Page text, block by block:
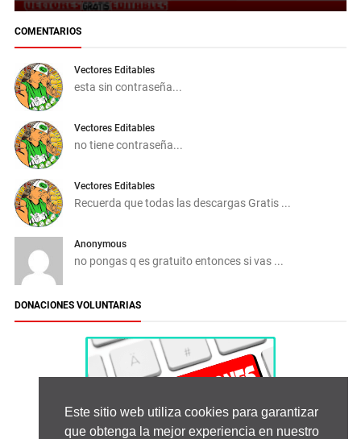
Este sitio web utiliza cookies para garantizar
que obtenga la mejor experiencia en nuestro
COMENTARIOS
Vectores Editables
esta sin contraseña...
Vectores Editables
no tiene contraseña...
Vectores Editables
Recuerda que todas las descargas Gratis ...
Anonymous
no pongas q es gratuito entonces si vas ...
DONACIONES VOLUNTARIAS